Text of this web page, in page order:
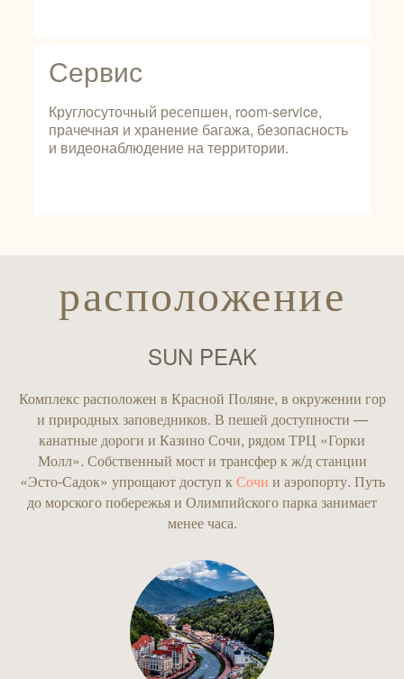
Сервис
Круглосуточный ресепшен, room-service,
прачечная и хранение багажа, безопасность
и видеонаблюдение на территории.
расположение
SUN PEAK
Комплекс расположен в Красной Поляне, в окружении гор
и природных заповедников. В пешей доступности —
канатные дороги и Казино Сочи, рядом ТРЦ «Горки
Молл». Собственный мост и трансфер к ж/д станции
«Эсто-Садок» упрощают доступ кСочи и аэропорту. Путь
до морского побережья и Олимпийского парка занимает
менее часа.